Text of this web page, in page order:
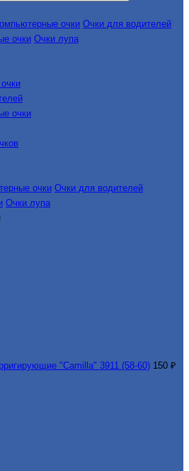
очки Очки для водителей
очки Очки лупа
очки
очки Очки для водителей
Очки лупа
"Camilla" 3911 (58-60) 150 ₽